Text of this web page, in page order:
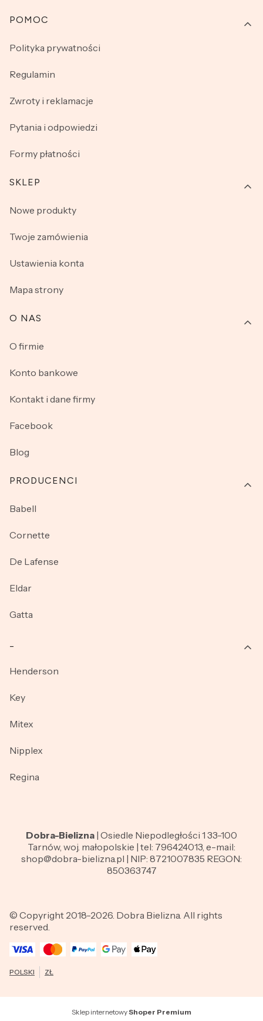
Linki w stopce
POMOC
Polityka prywatności
Regulamin
Zwroty i reklamacje
Pytania i odpowiedzi
Formy płatności
SKLEP
Nowe produkty
Twoje zamówienia
Ustawienia konta
Mapa strony
O NAS
O firmie
Konto bankowe
Kontakt i dane firmy
Facebook
Blog
PRODUCENCI
Babell
Cornette
De Lafense
Eldar
Gatta
Henderson
Key
Mitex
Nipplex
Regina
Dobra-Bielizna | Osiedle Niepodległości 1 33-100
Tarnów, woj. małopolskie | tel: 796424013, e-mail:
shop@dobra-bielizna.pl | NIP: 8721007835 REGON:
850363747
© Copyright 2018-2026. Dobra Bielizna. All rights
reserved.
POLSKI ZŁ
Sklep internetowyShoper Premium